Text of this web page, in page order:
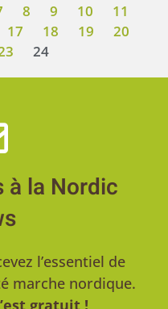
8 9 10
11
17 18 19
20
24
à la Nordic
l’essentiel de
marche nordique.
gratuit !